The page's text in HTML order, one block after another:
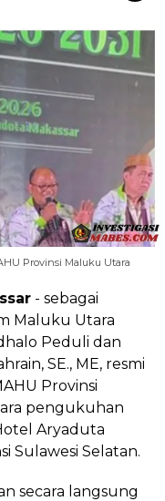
Provinsi Maluku Utara
- sebagai
Maluku Utara
Peduli dan
SE., ME, resmi
Provinsi
pengukuhan
Aryaduta
Sulawesi Selatan.
secara langsung